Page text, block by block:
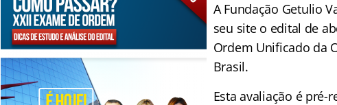
A Fundação Getulio
seu site o edital de
Ordem Unificado da
Brasil.
Esta avaliação é pré-